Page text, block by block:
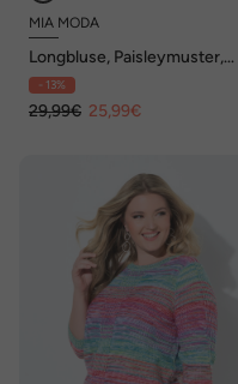
MIA MODA
Longbluse, Paisleymuster,
Hemdkragen, Langarm
- 13%
29,99€ 25,99€